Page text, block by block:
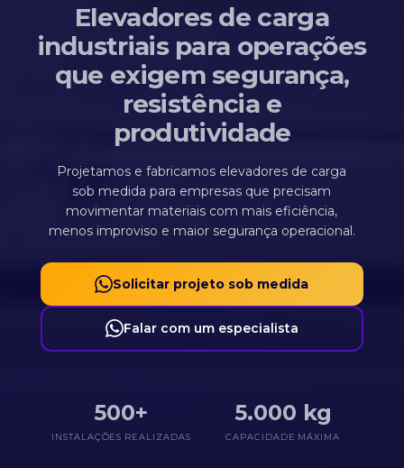
Elevadores de carga
industriais para operações
que exigem segurança,
resistência e
produtividade
Projetamos e fabricamos elevadores de carga
sob medida para empresas que precisam
movimentar materiais com mais eficiência,
menos improviso e maior segurança operacional.
Solicitar projeto sob medida
Falar com um especialista
500+
INSTALAÇÕES REALIZADAS
5.000 kg
CAPACIDADE MÁXIMA